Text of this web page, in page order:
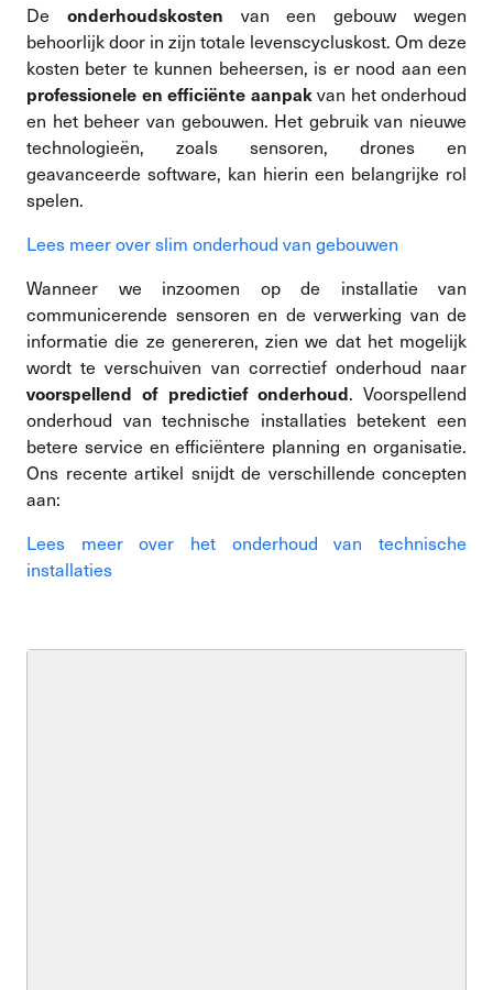
De onderhoudskosten van een gebouw wegen
behoorlijk door in zijn totale levenscycluskost. Om deze
kosten beter te kunnen beheersen, is er nood aan een
professionele en efficiënte aanpakvan het onderhoud
en het beheer van gebouwen. Het gebruik van nieuwe
technologieën, zoals sensoren, drones en
geavanceerde software, kan hierin een belangrijke rol
spelen.
Lees meer over slim onderhoud van gebouwen
Wanneer we inzoomen op de installatie van
communicerende sensoren en de verwerking van de
informatie die ze genereren, zien we dat het mogelijk
wordt te verschuiven van correctief onderhoud naar
voorspellend of predictief onderhoud. Voorspellend
onderhoud van technische installaties betekent een
betere service en efficiëntere planning en organisatie.
Ons recente artikel snijdt de verschillende concepten
aan:
Lees meer over het onderhoud van technische
installaties